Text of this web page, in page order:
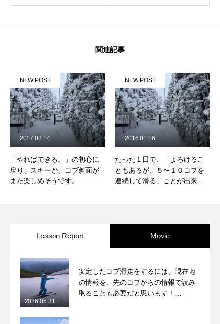
関連記事
NEW POST
「やればできる。」の初心に
戻り、スキーが、コブ斜面が
また楽しめそうです。
2017.03.14
NEW POST
たった１日で、「よろけるこ
ともあるが、５〜１０コブを
連続して滑る」ことが出来る
2016.01.16
Lesson Report Movie
安定したコブ滑走をするには、現在地
の情報を、先のコブからの情報で読み
取ることも必要だと思います！
2026.05.31